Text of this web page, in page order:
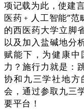
项记载为此，使建
医药﹢人工智能”
的西医药大学立脚
以及加入盐碱地分
赋能下，为健康
力？施行力就是：
协和九三学社地方
会，通过参取九三
要平台！